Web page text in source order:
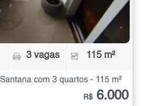
3 vagas 115 m²
com 3 quartos - 115 m²
R$ 6.000